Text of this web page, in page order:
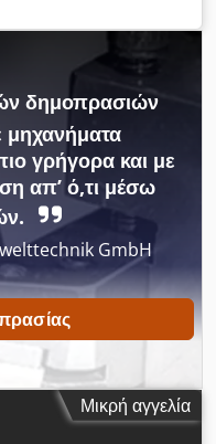
δημοπρασιών
μηχανήματα
γρήγορα και με
απ’ ό,τι μέσω
GmbH
Μικρή αγγελία